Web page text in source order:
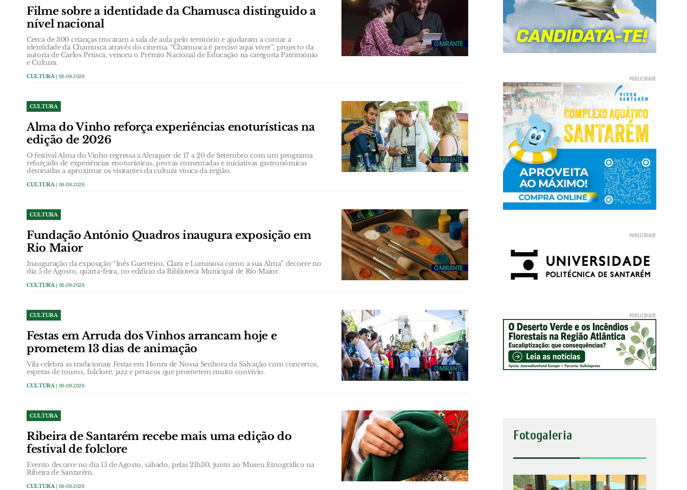
Filme sobre a identidade da Chamusca distinguido a
nível nacional
Cerca de 300 crianças trocaram a sala de aula pelo território e ajudaram a contar a
identidade da Chamusca através do cinema. “Chamusca é preciso aqui viver”, projecto da
autoria de Carlos Petisca, venceu o Prémio Nacional de Educação na categoria Património
e Cultura.
CULTURA | 06-08-2026
CULTURA
Alma do Vinho reforça experiências enoturísticas na
edição de 2026
O festival Alma do Vinho regressa a Alenquer de 17 a 20 de Setembro com um programa
reforçado de experiências enoturísticas, provas comentadas e iniciativas gastronómicas
destinadas a aproximar os visitantes da cultura vínica da região.
CULTURA | 06-08-2026
CULTURA
Fundação António Quadros inaugura exposição em
Rio Maior
Inauguração da exposição “Inês Guerreiro, Clara e Luminosa como a sua Alma” decorre no
dia 5 de Agosto, quarta-feira, no edifício da Biblioteca Municipal de Rio Maior.
CULTURA | 06-08-2026
CULTURA
Festas em Arruda dos Vinhos arrancam hoje e
prometem 13 dias de animação
Vila celebra as tradicionais Festas em Honra de Nossa Senhora da Salvação com concertos,
esperas de touros, folclore, jazz e petiscos que prometem muito convívio.
CULTURA | 06-08-2026
CULTURA
Ribeira de Santarém recebe mais uma edição do
festival de folclore
Evento decorre no dia 15 de Agosto, sábado, pelas 21h30, junto ao Museu Etnográfico na
Ribeira de Santarém.
CULTURA | 06-08-2026
Fotogaleria